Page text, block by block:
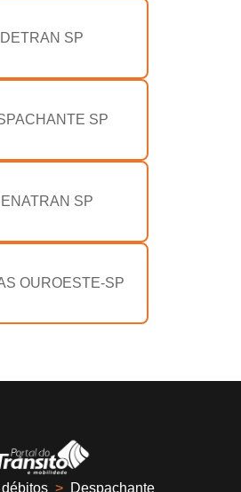
DETRAN SP
SP
SP
OUROESTE-SP
> Despachante